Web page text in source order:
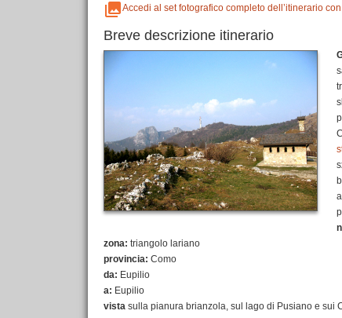
Accedi al set fotografico completo dell’itinerario
Breve descrizione itinerario
zona: triangolo lariano
provincia: Como
da: Eupilio
a: Eupilio
vista sulla pianura brianzola, sul lago di Pusiano e sui